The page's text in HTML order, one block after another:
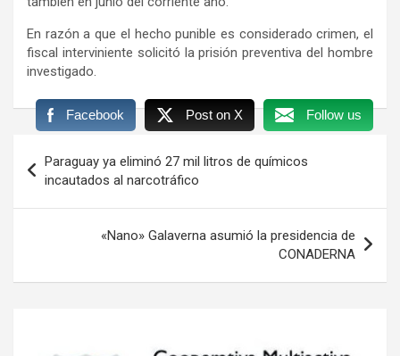
En razón a que el hecho punible es considerado crimen, el
fiscal interviniente solicitó la prisión preventiva del hombre
investigado.
Facebook Post on X Follow us
de
entradas
Paraguay ya eliminó 27 mil litros de químicos
incautados al narcotráfico
«Nano» Galaverna asumió la presidencia de
CONADERNA